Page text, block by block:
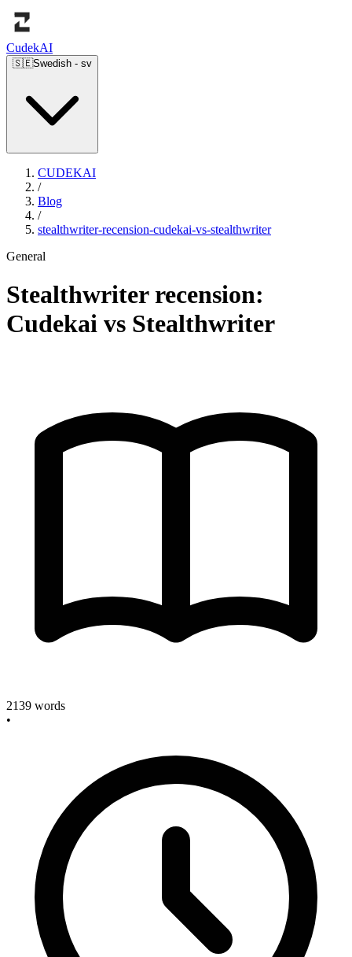
CudekAI
🇸🇪Swedish - sv
CUDEKAI
/
Blog
/
stealthwriter-recension-cudekai-vs-stealthwriter
General
Stealthwriter recension:
Cudekai vs Stealthwriter
2139 words
•